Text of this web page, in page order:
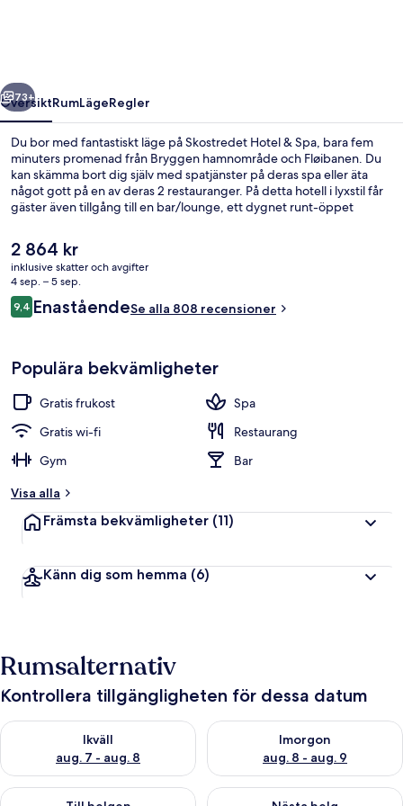
Nästa
73+
ÖversiktRumLägeRegler
Du bor med fantastiskt läge på Skostredet Hotel & Spa, bara fem
minuters promenad från Bryggen hamnområde och Fløibanen. Du
kan skämma bort dig själv med spatjänster på deras spa eller äta
något gott på en av deras 2 restauranger. På detta hotell i lyxstil får
gäster även tillgång till en bar/lounge, ett dygnet runt-öppet
Byparken station tar det 5 minuter att gå och till Nonneseter station
är det 6 minuter.
Det
nuvarande
priset
är
2 864 kr
2 864 kr
inklusive skatter och avgifter
4 sep. – 5 sep.
Recensioner
9,49,4 av 10,
EnaståendeSe alla 808 recensioner
Populära bekvämligheter
Gratis frukost
Spa
Gratis wi-fi
Restaurang
Gym
Bar
Visa alla
Främsta bekvämligheter (11)
Känn dig som hemma (6)
Rumsalternativ
Kontrollera tillgängligheten för dessa datum
Ikväll
aug. 7 - aug. 8
Kontrollera tillgängligheten för ikväll aug. 7 - aug. 8
Imorgon
aug. 8 - aug. 9
Kontrollera tillgängligheten
Kontrollera tillgängligheten för den här helgen aug. 7 - aug. 9
Kontrollera tillgängligheten